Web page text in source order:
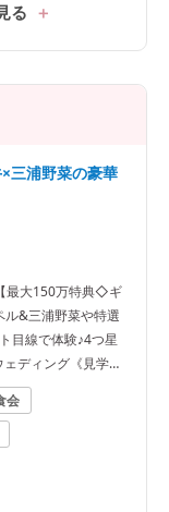
る
三浦野菜の豪華
最大150万特典◇ギ
ル&三浦野菜や特選
目線で体験♪4つ星
ディング《見学日
会